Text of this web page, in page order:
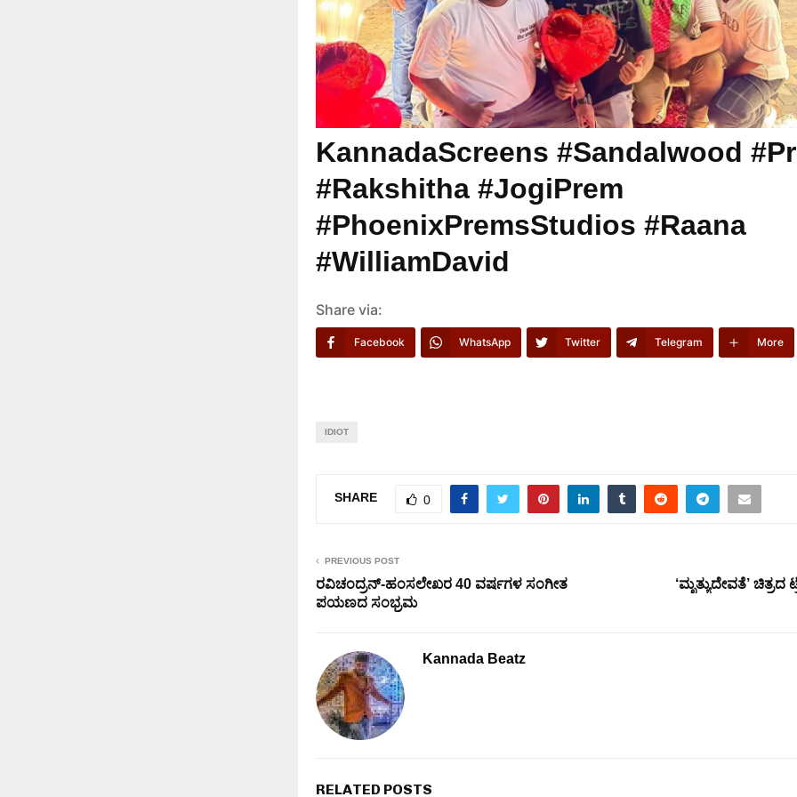
KannadaScreens #Sandalwood
#Rakshitha #JogiPrem
#PhoenixPremsStudios #Raana
#WilliamDavid
Share via:
Facebook WhatsApp Twitter Telegram More
IDIOT
SHARE 0
PREVIOUS POST
ರವಿಚಂದ್ರನ್-ಹಂಸಲೇಖರ 40 ವರ್ಷಗಳ ಸಂಗೀತ
ಪಯಣದ ಸಂಭ್ರಮ
‘ಮೃತ್ಯುದೇವತೆ’
Kannada Beatz
RELATED POSTS